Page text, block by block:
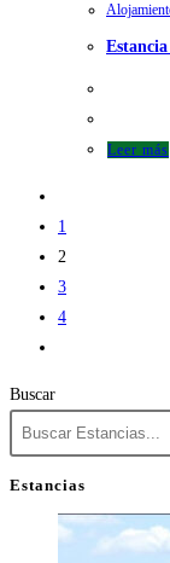
Leer más
1
2
3
4
Buscar
Estancias